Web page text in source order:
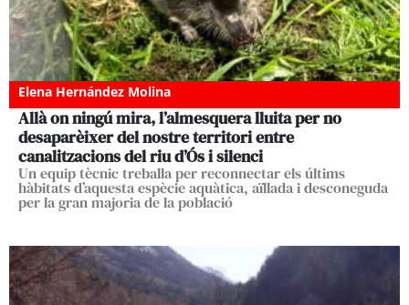
Elena Hernández Molina
Allà on ningú mira, l’almesquera lluita per no
desaparèixer del nostre territori entre
canalitzacions del riu d’Ós i silenci
Un equip tècnic treballa per reconnectar els últims
hàbitats d’aquesta espècie aquàtica, aïllada i desconeguda
per la gran majoria de la població